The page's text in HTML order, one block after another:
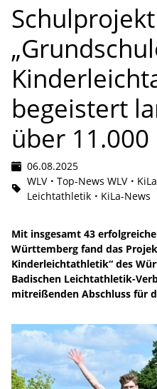
Schulprojekt
begeistert
über
06.08.2025
WLV
Top-News WLV KiLa
Leichtathletik
KiLa-News
Mit insgesamt 43
Württemberg fand das
Kinderleichtathletik“ des
Badischen Leichtathletik-
mitreißenden Abschluss für